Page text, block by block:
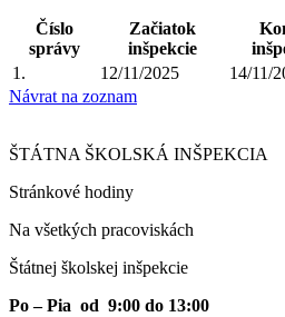
Číslo
správy
Začiatok
inšpekcie
1.
12/11/2025 14/11/
Návrat na zoznam
ŠTÁTNA ŠKOLSKÁ INŠPEKCIA
Stránkové hodiny​
Na všetkých pracoviskách
Štátnej školskej inšpekcie
Po – Pia od 9:00 do 13:00